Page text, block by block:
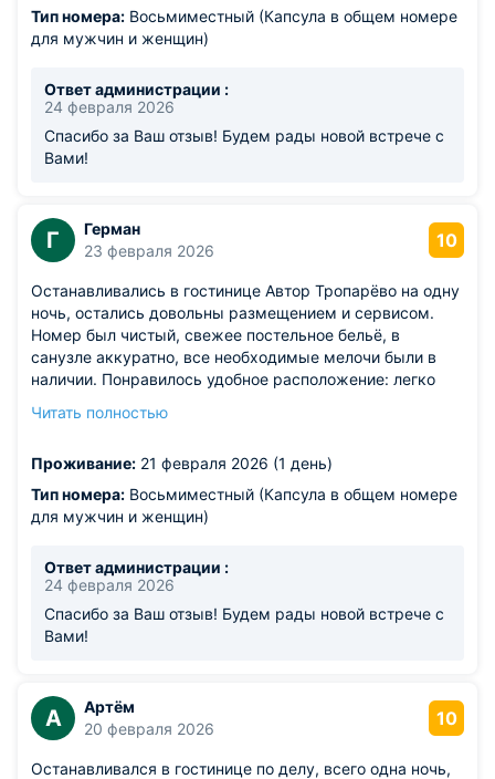
смело рекомендовать этот отель другим гостям.
Тип номера: Восьмиместный (Капсула в общем номере
для мужчин и женщин)
Ответ администрации :
24 февраля 2026
Спасибо за Ваш отзыв! Будем рады новой встрече с
Вами!
Г
Герман
23 февраля 2026
10
Останавливались в гостинице Автор Тропарёво на одну
ночь, остались довольны размещением и сервисом.
Номер был чистый, свежее постельное бельё, в
санузле аккуратно, все необходимые мелочи были в
наличии. Понравилось удобное расположение: легко
были нужны. Персонал доброжелательный, быстро
ориентированием по району. Соотношение цены и
качества хорошее: за свою стоимость отель полностью
оправдывает ожидания, комфортно выспались и
Читать полностью
Проживание: 21 февраля 2026 (1 день)
Тип номера: Восьмиместный (Капсула в общем номере
для мужчин и женщин)
Ответ администрации :
24 февраля 2026
Спасибо за Ваш отзыв! Будем рады новой встрече с
Вами!
А
Артём
20 февраля 2026
10
Останавливался в гостинице по делу, всего одна ночь,